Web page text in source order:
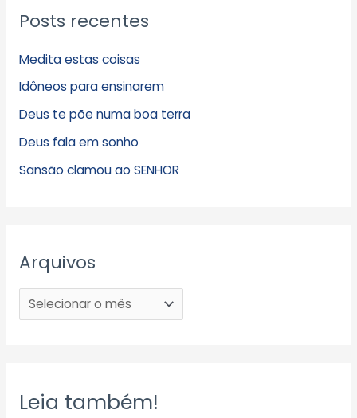
Posts recentes
Medita estas coisas
Idôneos para ensinarem
Deus te põe numa boa terra
Deus fala em sonho
Sansão clamou ao SENHOR
Arquivos
Leia também!